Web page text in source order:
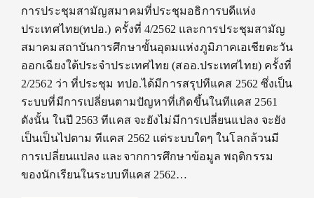
การประชุมสามัญสมาคมที่ประชุมอธิการบดีแห่ง
ประเทศไทย(ทปอ.) ครั้งที่ 4/2562 และการประชุมสามัญ
สมาคมสถาบันการศึกษาขั้นอุดมแห่งภูมิภาคเอเชียตะวัน
ออกเฉียงใต้ประจำประเทศไทย (สออ.ประเทศไทย) ครั้งที่
2/2562 ว่า ที่ประชุม ทปอ.ได้มีการสรุปทีแคส 2562 ซึ่งเป็น
ระบบที่มีการเปลี่ยนตามปัญหาที่เกิดขึ้นในทีแคส 2561
ดังนั้น ในปี 2563 ทีแคส จะยังไม่มีการเปลี่ยนแปลง จะยัง
เป็นเป็นไปตาม ทีแคส 2562 แต่ระบบใดๆ ในโลกล้วนมี
การเปลี่ยนแปลง และจากการศึกษาข้อมูล พฤติกรรม
ของนักเรียนในระบบทีแคส 2562…